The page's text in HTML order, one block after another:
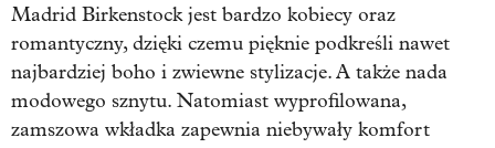
Madrid Birkenstock jest bardzo kobiecy oraz
romantyczny, dzięki czemu pięknie podkreśli nawet
najbardziej boho i zwiewne stylizacje. A także nada
modowego sznytu. Natomiast wyprofilowana,
zamszowa wkładka zapewnia niebywały komfort